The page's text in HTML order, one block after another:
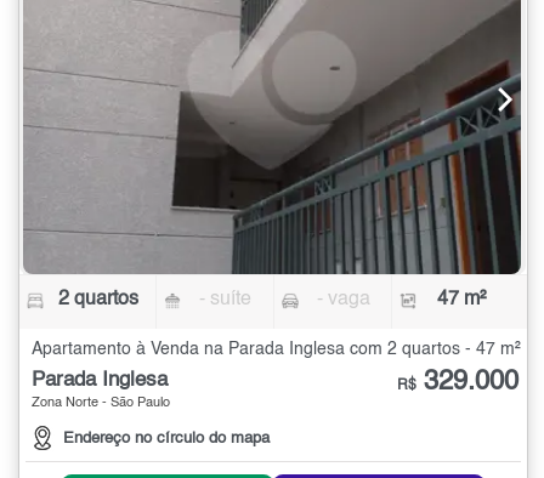
2 quartos - suíte - vaga 47 m²
Apartamento à Venda na Parada Inglesa com 2 quartos - 47 m²
Parada Inglesa
Zona Norte - São Paulo
Endereço no círculo do mapa
R$ 329.000